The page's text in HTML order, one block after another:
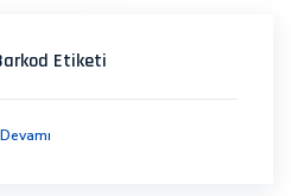
Etiketi
Devamı